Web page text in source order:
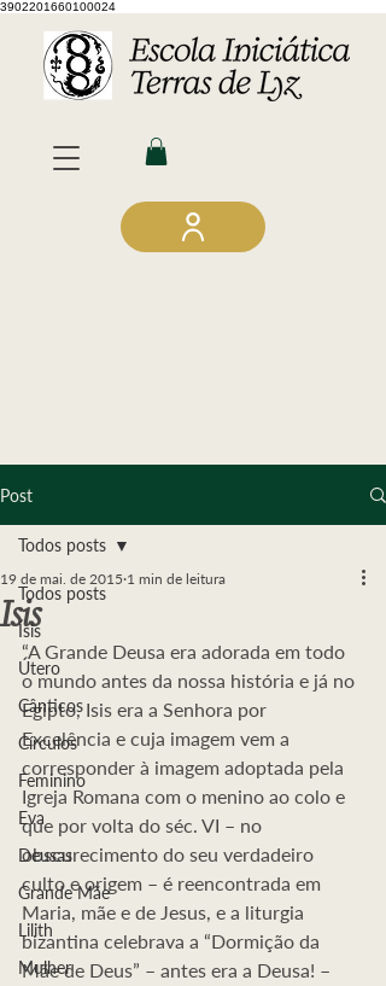
3902201660100024
Post
Todos posts
Ísis
Útero
Cânticos
Círculos
Feminino
Eva
Deusas
Grande Mãe
Lilith
Mulher
Todos posts
Isis
19 de mai. de 2015 1 min de leitura
“A Grande Deusa era adorada em todo
o mundo antes da nossa história e já no
Egipto, Isis era a Senhora por
Excelência e cuja imagem vem a
corresponder à imagem adoptada pela
Igreja Romana com o menino ao colo e
que por volta do séc. VI – no
obscurecimento do seu verdadeiro
culto e origem – é reencontrada em
Maria, mãe e de Jesus, e a liturgia
bizantina celebrava a “Dormição da
Mãe de Deus” – antes era a Deusa! –